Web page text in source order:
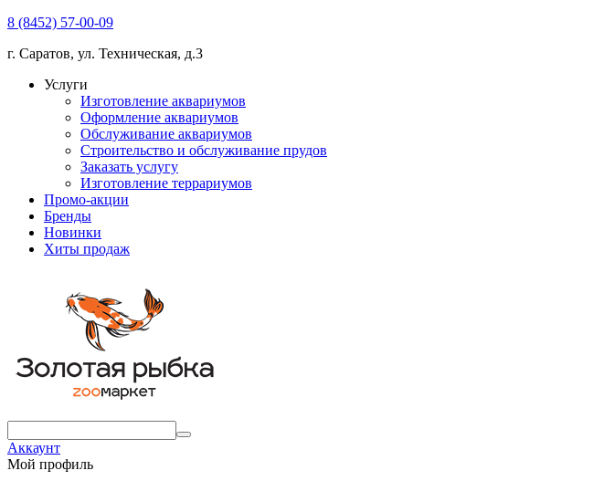
8 (8452) 57-00-09
г. Саратов, ул. Техническая, д.3
Услуги
Изготовление аквариумов
Оформление аквариумов
Обслуживание аквариумов
Строительство и обслуживание прудов
Заказать услугу
Изготовление террариумов
Промо-акции
Бренды
Новинки
Хиты продаж
Аккаунт
Мой профиль